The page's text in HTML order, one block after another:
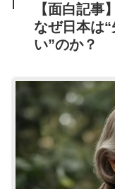
【面白記
なぜ日本は
い”のか？